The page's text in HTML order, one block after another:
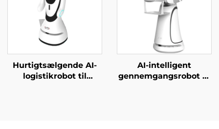
Hurtigtsælgende AI-
logistikrobot til
AI-intelligent
gennemgangsrobot til